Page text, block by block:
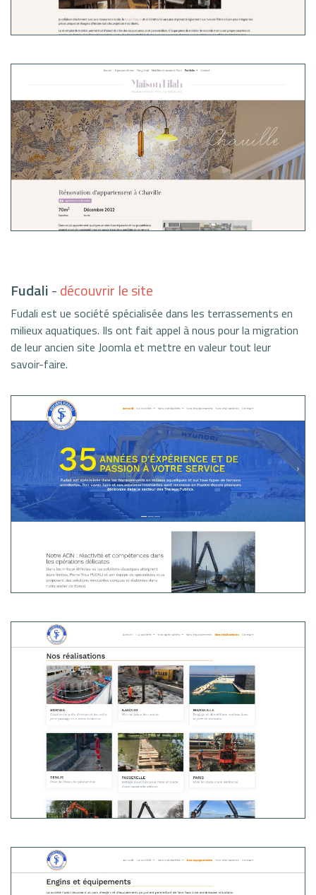
Fudali-découvrir le site
Fudali est ue société spécialisée dans les terrassements en
milieux aquatiques. Ils ont fait appel à nous pour la migration
de leur ancien site Joomla et mettre en valeur tout leur
savoir-faire.